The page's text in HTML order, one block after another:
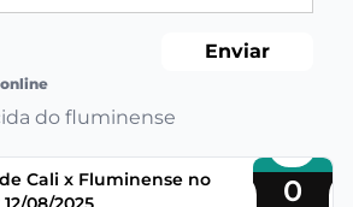
Enviar
online
do fluminense
Cali x Fluminense no
0